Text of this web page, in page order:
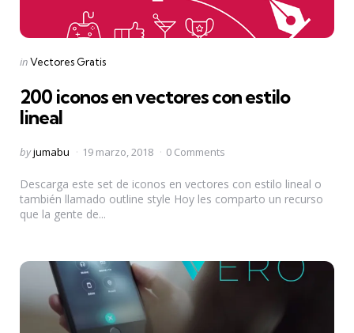
Categories
Posted
inVectores Gratis
200 iconos en vectores con estilo
lineal
Posted
byjumabu 19 marzo, 2018 0 Comments
Descarga este set de iconos en vectores con estilo lineal o
también llamado outline style Hoy les comparto un recurso
que la gente de...